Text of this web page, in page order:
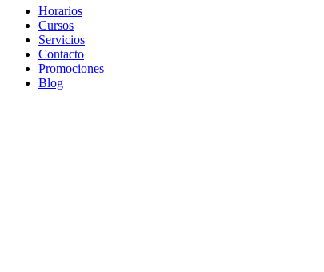
Horarios
Cursos
Servicios
Contacto
Promociones
Blog